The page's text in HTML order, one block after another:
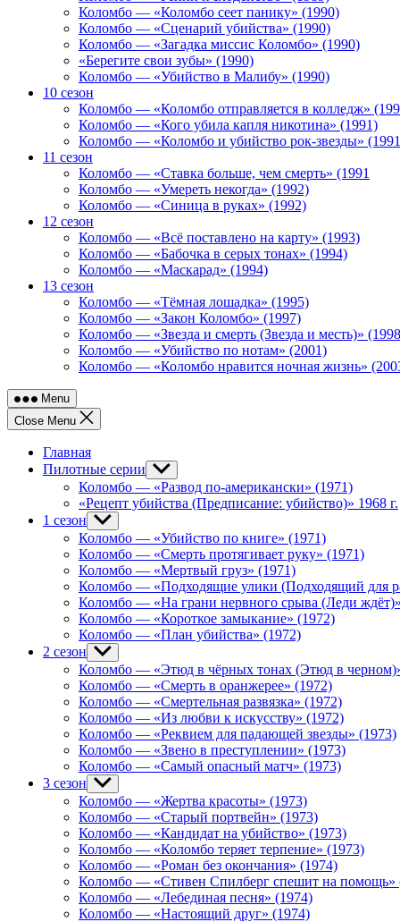
Коломбо — «Коломбо сеет панику» (1990)
Коломбо — «Сценарий убийства» (1990)
Коломбо — «Загадка миссис Коломбо» (1990)
«Берегите свои зубы» (1990)
Коломбо — «Убийство в Малибу» (1990)
10 сезон
Коломбо — «Коломбо отправляется в колледж»
Коломбо — «Кого убила капля никотина» (1991)
Коломбо — «Коломбо и убийство рок-звезды»
11 сезон
Коломбо — «Ставка больше, чем смерть» (1991
Коломбо — «Умереть некогда» (1992)
Коломбо — «Синица в руках» (1992)
12 сезон
Коломбо — «Всё поставлено на карту» (1993)
Коломбо — «Бабочка в серых тонах» (1994)
Коломбо — «Маскарад» (1994)
13 сезон
Коломбо — «Тёмная лошадка» (1995)
Коломбо — «Закон Коломбо» (1997)
Коломбо — «Звезда и смерть (Звезда и месть)»
Коломбо — «Убийство по нотам» (2001)
Коломбо — «Коломбо нравится ночная жизнь»
Menu
Close Menu
Главная
Пилотные серии Show
sub
menu
Коломбо — «Развод по-американски» (1971)
«Рецепт убийства (Предписание: убийство)» 1968 г.
1 сезон Show
sub
menu
Коломбо — «Убийство по книге» (1971)
Коломбо — «Смерть протягивает руку» (1971)
Коломбо — «Мертвый груз» (1971)
Коломбо — «Подходящие улики (Подходящий для
Коломбо — «На грани нервного срыва (Леди
Коломбо — «Короткое замыкание» (1972)
Коломбо — «План убийства» (1972)
2 сезон Show
sub
menu
Коломбо — «Этюд в чёрных тонах (Этюд в
Коломбо — «Смерть в оранжерее» (1972)
Коломбо — «Смертельная развязка» (1972)
Коломбо — «Из любви к искусству» (1972)
Коломбо — «Реквием для падающей звезды» (1973)
Коломбо — «Звено в преступлении» (1973)
Коломбо — «Самый опасный матч» (1973)
3 сезон Show
sub
menu
Коломбо — «Жертва красоты» (1973)
Коломбо — «Старый портвейн» (1973)
Коломбо — «Кандидат на убийство» (1973)
Коломбо — «Коломбо теряет терпение» (1973)
Коломбо — «Роман без окончания» (1974)
Коломбо — «Стивен Спилберг спешит на помощь»
Коломбо — «Лебединая песня» (1974)
Коломбо — «Настоящий друг» (1974)